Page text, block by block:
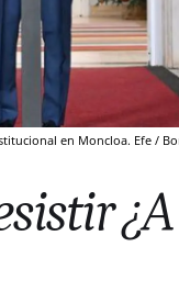
en Moncloa. Efe /